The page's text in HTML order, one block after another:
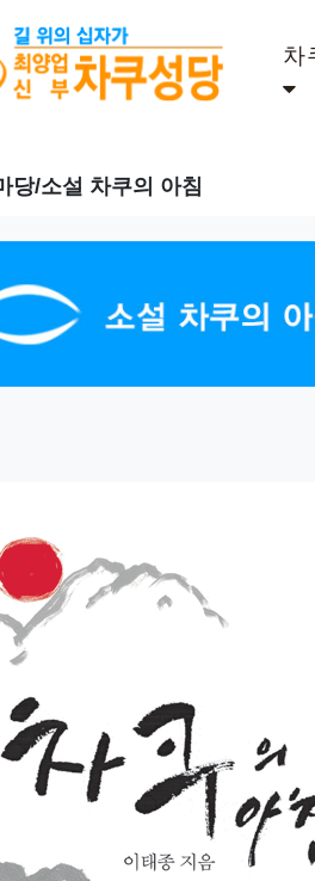
차
당/소설 차쿠의 아침